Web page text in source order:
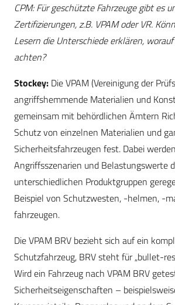
CPM: Für geschützte Fahrzeuge gibt es
Zertifizierungen, z.B. VPAM oder VR.
Lesern die Unterschiede erklären,
achten?
Stockey: Die VPAM (Vereinigung der
angriffshemmende Materialien und
gemeinsam mit behördlichen Ämtern
Schutz von einzelnen Materialien und
Sicherheitsfahrzeugen fest. Dabei
Angriffsszenarien und Belastungswerte
unterschiedlichen Produktgruppen
Beispiel von Schutzwesten, -helmen, -
fahrzeugen.
Die VPAM BRV bezieht sich auf ein
Schutzfahrzeug, BRV steht für „bullet-
Wird ein Fahrzeug nach VPAM BRV
Sicherheitseigenschaften –